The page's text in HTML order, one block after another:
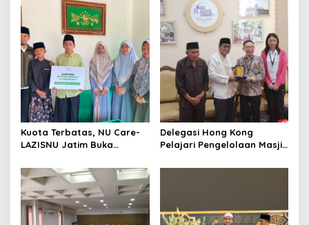
Kuota Terbatas, NU Care-
LAZISNU Jatim Buka
Delegasi Hong Kong
Pelajari Pengelolaan Masjid